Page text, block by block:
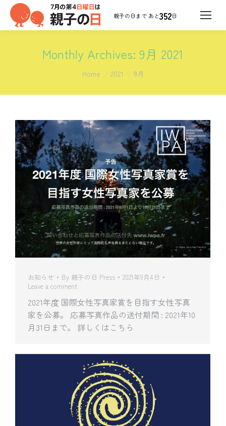
352日
Monthly Archives: 9月 2021
You are here:
Home 2021 9月
お知らせ By 親子の日 Press
2021年9月4日
Leave a comment
2021年度 国際女性写真家賞を目指す女性写真
家を公募。 応募写真作品の送付期間 : 2021年10
月31日まで。 詳しくはこちら